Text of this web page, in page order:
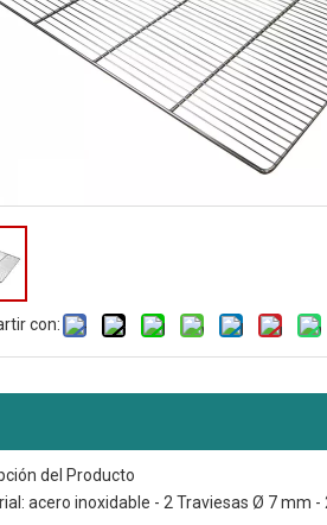
con:
del Producto
acero inoxidable - 2 Traviesas Ø 7 mm